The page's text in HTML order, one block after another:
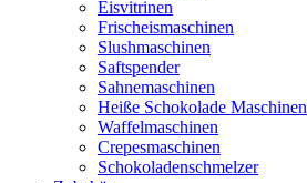
Eisvitrinen
Frischeismaschinen
Slushmaschinen
Saftspender
Sahnemaschinen
Heiße Schokolade Maschinen
Waffelmaschinen
Crepesmaschinen
Schokoladenschmelzer